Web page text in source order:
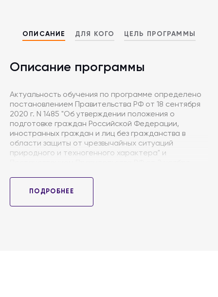
ОПИСАНИЕ ДЛЯ КОГО ЦЕЛЬ ПРОГРАММЫ
Описание программы
Актуальность обучения по программе определено
постановлением Правительства РФ от 18 сентября
2020 г. N 1485 "Об утверждении положения о
подготовке граждан Российской Федерации,
иностранных граждан и лиц без гражданства в
области защиты от чрезвычайных ситуаций
природного и техногенного характера" и
обороны"; федеральным законом от 12 февраля 1998
ПОДРОБНЕЕ